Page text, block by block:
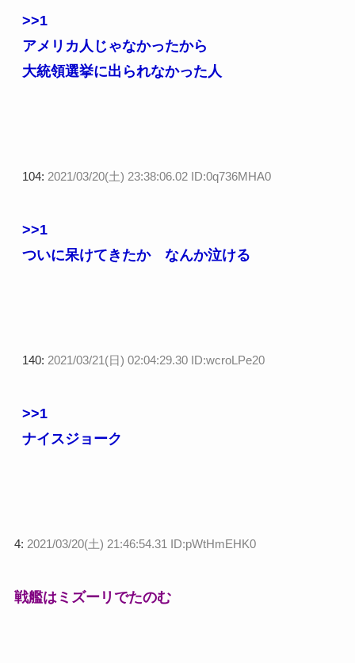
>>1
アメリカ人じゃなかったから
大統領選挙に出られなかった人
104: 2021/03/20(土) 23:38:06.02 ID:0q736MHA0
>>1
ついに呆けてきたか なんか泣ける
140: 2021/03/21(日) 02:04:29.30 ID:wcroLPe20
>>1
ナイスジョーク
4: 2021/03/20(土) 21:46:54.31 ID:pWtHmEHK0
戦艦はミズーリでたのむ